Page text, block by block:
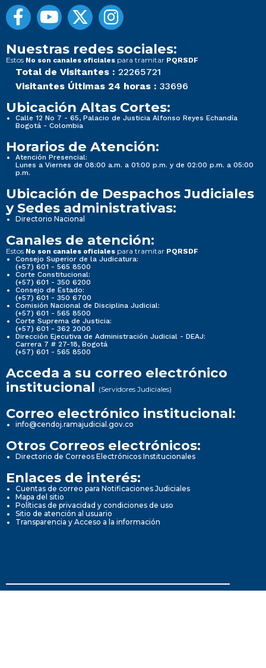
Nuestras redes sociales:
Estos No son canales oficiales para tramitar PQRSDF
Total de Visitantes : 22265721
Visitantes Últimas 24 horas : 33696
Ubicación Altas Cortes:
Calle 12 No 7 - 65, Palacio de Justicia Alfonso Reyes Echandía
Bogotá - Colombia
Horarios de Atención:
Atención Presencial:
Lunes a Viernes de 08:00 a.m. a 01:00 p.m. y de 02:00 p.m. a 05:00
p.m.
Ubicación de Despachos Judiciales
y Sedes administrativas:
Directorio Nacional
Canales de atención:
Estos No son canales oficiales para tramitar PQRSDF
Consejo Superior de la Judicatura:
(+57) 601 - 565 8500
Corte Constitucional:
(+57) 601 - 350 6200
Consejo de Estado:
(+57) 601 - 350 6700
Comisión Nacional de Disciplina Judicial:
(+57) 601 - 565 8500
Corte Suprema de Justicia:
(+57) 601 - 362 2000
Dirección Ejecutiva de Administración Judicial - DEAJ:
Carrera 7 # 27-18, Bogotá
(+57) 601 - 565 8500
Acceda a su correo electrónico
institucional (Servidores Judiciales)
Correo electrónico institucional:
info@cendoj.ramajudicial.gov.co
Otros Correos electrónicos:
Directorio de Correos Electrónicos Institucionales
Enlaces de interés:
Cuentas de correo para Notificaciones Judiciales
Mapa del sitio
Políticas de privacidad y condiciones de uso
Sitio de atención al usuario
Transparencia y Acceso a la información